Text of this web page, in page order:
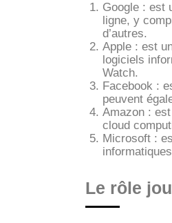
Google : est
ligne, y
d’autres.
Apple : est
logiciels
Watch.
Facebook :
peuvent
Amazon :
cloud
Microsoft :
Le rôle